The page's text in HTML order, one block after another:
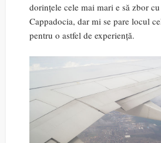
dorințele cele mai mari e să zbor
Cappadocia, dar mi se pare locul
pentru o astfel de experiență.